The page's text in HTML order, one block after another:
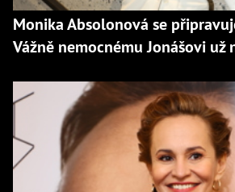
Monika Absolonová se
Vážně nemocnému Jonášovi už